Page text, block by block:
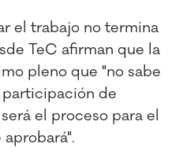
el trabajo no termina
TeC afirman que la
pleno que "no sabe
de
el proceso para el